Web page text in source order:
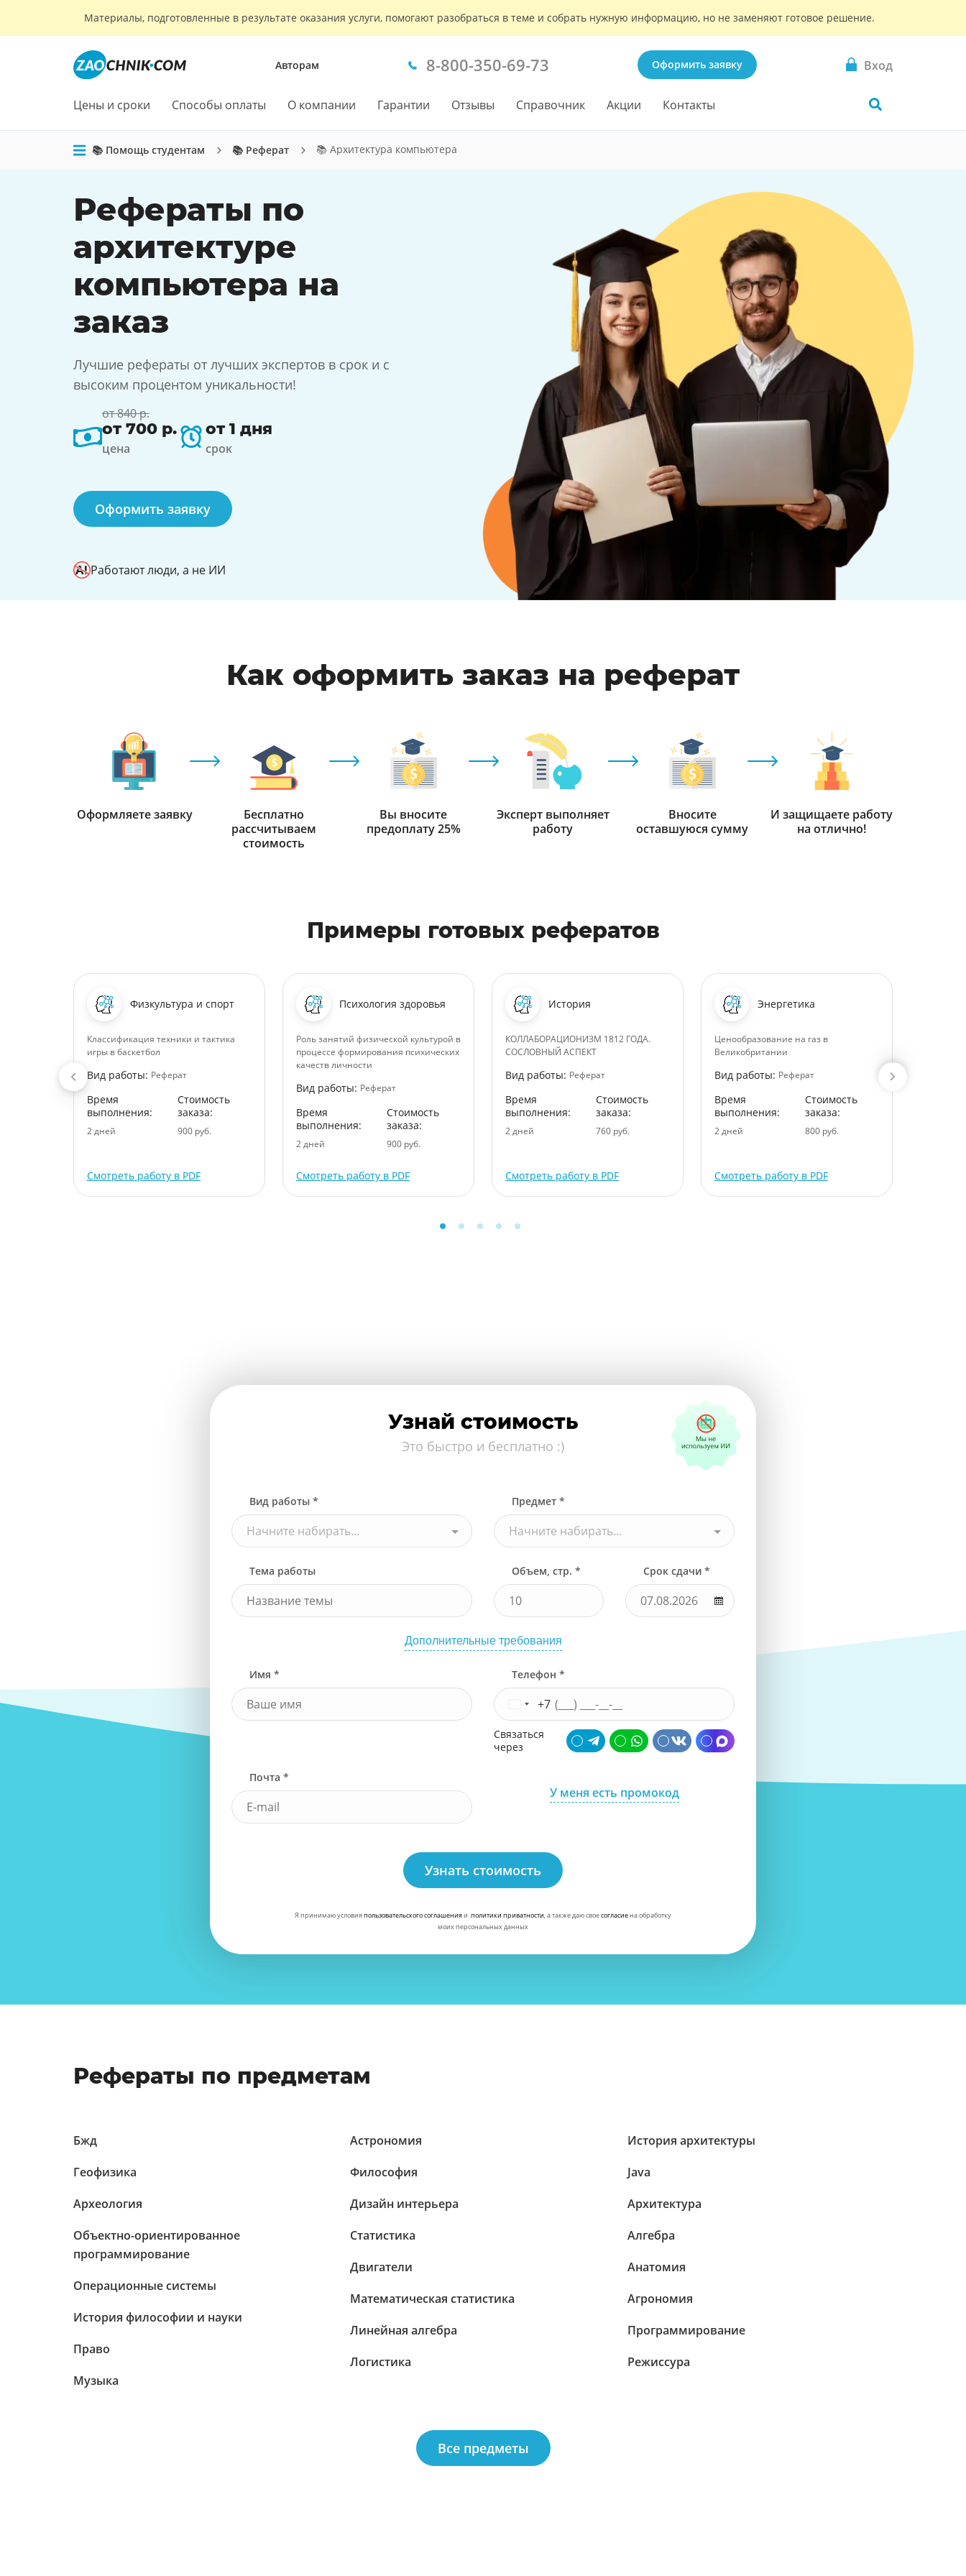
Материалы, подготовленные в результате оказания услуги, помогают разобраться в теме и собрать нужную информацию, но не заменяют готовое решение.
Авторам 8-800-350-69-73 Оформить заявку Вход
Цены и сроки Способы оплаты О компании Гарантии Отзывы Справочник Акции Контакты
📚 Помощь студентам 📚 Реферат 📚 Архитектура компьютера
Рефераты по
архитектуре
компьютера на
заказ
Лучшие рефераты от лучших экспертов в срок и с
высоким процентом уникальности!
от 840 р.
от 700 р.
цена
от 1 дня
срок
Оформить заявку
Работают люди, а не ИИ
Как оформить заказ на реферат
Оформляете заявку
Бесплатно
рассчитываем
стоимость
Вы вносите
предоплату 25%
Эксперт выполняет
работу
Вносите
оставшуюся сумму
И защищаете работу
на отлично!
Примеры готовых рефератов
Физкультура и спорт
Классификация техники и тактика
игры в баскетбол
Вид работы: Реферат
Время
выполнения:
2 дней
Стоимость
заказа:
900 руб.
Смотреть работу в PDF
Психология здоровья
Роль занятий физической культурой в
процессе формирования психических
качеств личности
Вид работы: Реферат
Время
выполнения:
2 дней
Стоимость
заказа:
900 руб.
Смотреть работу в PDF
История
КОЛЛАБОРАЦИОНИЗМ 1812 ГОДА.
СОСЛОВНЫЙ АСПЕКТ
Вид работы: Реферат
Время
выполнения:
2 дней
Стоимость
заказа:
760 руб.
Смотреть работу в PDF
Энергетика
Ценообразование на газ в
Великобритании
Вид работы: Реферат
Время
выполнения:
2 дней
Стоимость
заказа:
800 руб.
Смотреть работу в PDF
Узнай стоимость
Это быстро и бесплатно :)
Вид работы *
Начните набирать...
Предмет *
Начните набирать...
Тема работы Объем, стр. * Срок сдачи *
Дополнительные требования
Имя * Телефон *
+7
Связаться
через
Почта *
У меня есть промокод
Узнать стоимость
Я принимаю условияпользовательского соглашенияи политики приватности, а также даю своесогласиена обработку
моих персональных данных
Рефераты по предметам
Бжд
Геофизика
Археология
Объектно-ориентированное
программирование
Операционные системы
История философии и науки
Право
Музыка
Астрономия
Философия
Дизайн интерьера
Статистика
Двигатели
Математическая статистика
Линейная алгебра
Логистика
История архитектуры
Java
Архитектура
Алгебра
Анатомия
Агрономия
Программирование
Режиссура
Все предметы